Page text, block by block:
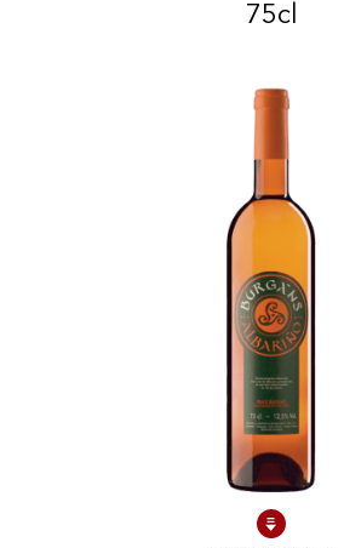
SCHNELLER
SICHERE ZAHLUNG
100% SOFORT LIEFERBARE
75cl